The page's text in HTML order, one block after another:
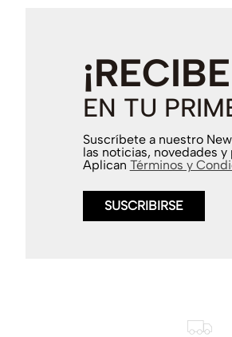
EN TU
Suscríbete a nuestro
las noticias, novedades
Aplican Términos y
SUSCRIBIRSE